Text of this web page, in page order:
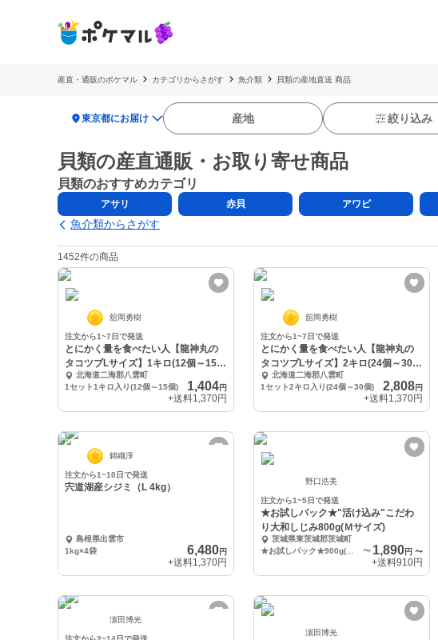
産直・通販のポケマル カテゴリからさがす 魚介類 貝類の産地直送 商品
location_on東京都にお届け 産地 絞り込み
貝類の産直通販・お取り寄せ商品
貝類のおすすめカテゴリ
アサリ 赤貝 アワビ
魚介類からさがす
1452件の商品
舘岡勇樹
注文から1~7日で発送
とにかく量を食べたい人【龍神丸の
タコツブLサイズ】1キロ(12個～15個
入り)北海道二海郡八雲町
1セット1キロ入り(12個～15個)
1,404円
+送料1,370円
舘岡勇樹
注文から1~7日で発送
とにかく量を食べたい人【龍神丸の
タコツブLサイズ】2キロ(24個～30個
入り)北海道二海郡八雲町
1セット2キロ入り(24個～30個)
2,808円
+送料1,370円
錦織淳
注文から1~10日で発送
宍道湖産シジミ（L 4kg）
島根県出雲市
1kg×4袋
6,480円
+送料1,370円
野口浩美
注文から1~5日で発送
★お試しパック★"活け込み"こだわ
り大和しじみ800g(Ｍサイズ)
茨城県東茨城郡茨城町
★お試しパック★900g(Ｍサイズ900g 1ネット)
〜 1,890円 〜
+送料910円
濵田博光
濵田博光